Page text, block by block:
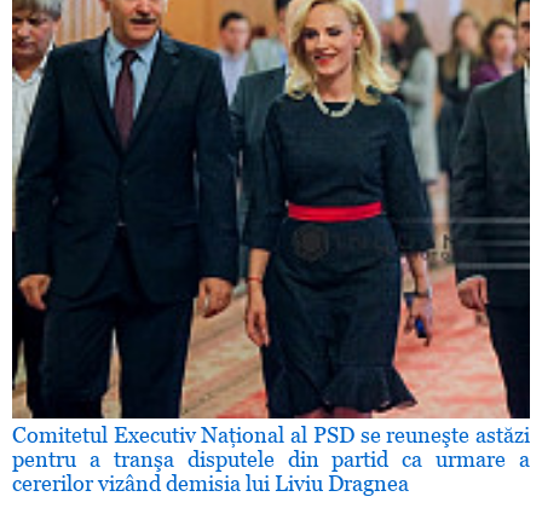
Comitetul Executiv Naţional al PSD se reuneşte astăzi
pentru a tranşa disputele din partid ca urmare a
cererilor vizând demisia lui Liviu Dragnea